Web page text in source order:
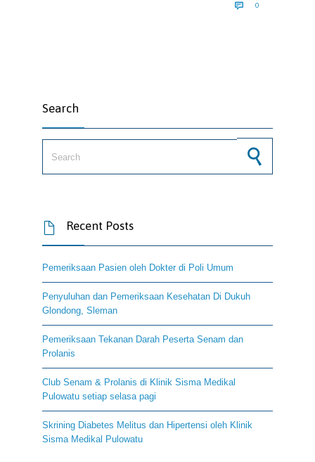
 0
Search
 Recent Posts
Pemeriksaan Pasien oleh Dokter di Poli Umum
Penyuluhan dan Pemeriksaan Kesehatan Di Dukuh
Glondong, Sleman
Pemeriksaan Tekanan Darah Peserta Senam dan
Prolanis
Club Senam & Prolanis di Klinik Sisma Medikal
Pulowatu setiap selasa pagi
Skrining Diabetes Melitus dan Hipertensi oleh Klinik
Sisma Medikal Pulowatu